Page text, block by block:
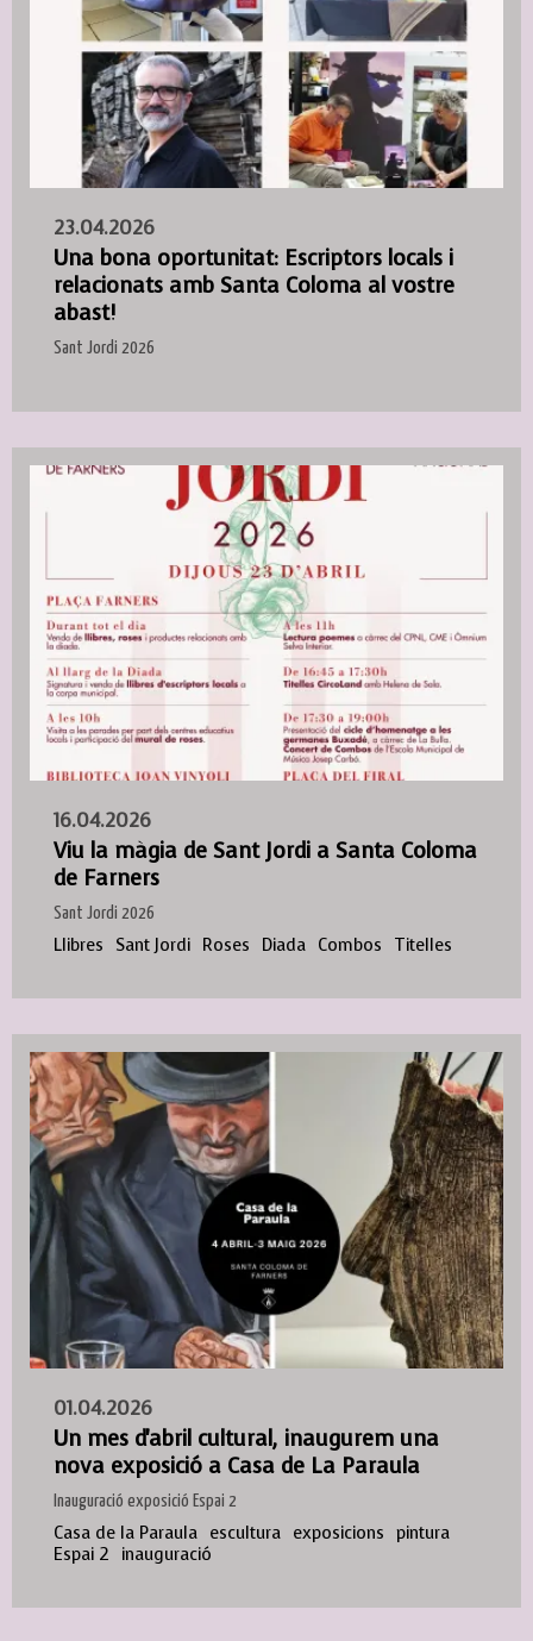
23.04.2026
Una bona oportunitat: Escriptors locals i
relacionats amb Santa Coloma al vostre
abast!
Sant Jordi 2026
16.04.2026
Viu la màgia de Sant Jordi a Santa Coloma
de Farners
Sant Jordi 2026
Llibres Sant Jordi Roses Diada Combos Titelles
01.04.2026
Un mes d'abril cultural, inaugurem una
nova exposició a Casa de La Paraula
Inauguració exposició Espai 2
Casa de la Paraula escultura exposicions pintura
Espai 2
inauguració